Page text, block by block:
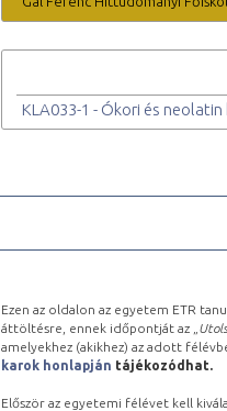
KLA033-1 - Ókori és
Ezen az oldalon az egyetem ETR
áttöltésre, ennek időpontját az „
amelyekhez (akikhez) az adott
karok honlapján tájékozódhat.
Először az egyetemi félévet kell